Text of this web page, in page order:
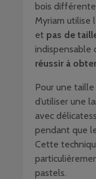
bois
Myriam utilise
et pas de
indispensable
réussir à
Pour une
d’utiliser une
avec
pendant que
Cette
pastels.